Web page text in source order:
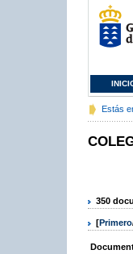
Estás
350
[Primero